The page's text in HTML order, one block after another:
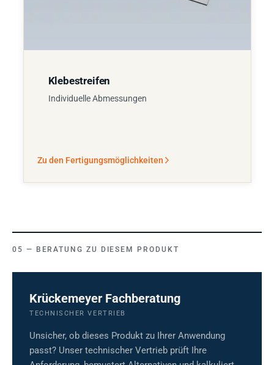
Klebestreifen
Individuelle Abmessungen
Zu den Fertigungsmöglichkeiten
BERATUNG ZU DIESEM PRODUKT
Krückemeyer Fachberatung
TECHNISCHER VERTRIEB
Unsicher, ob dieses Produkt zu Ihrer Anwendung
passt? Unser technischer Vertrieb prüft Ihre